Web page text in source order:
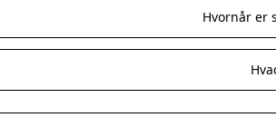
Hvornår er